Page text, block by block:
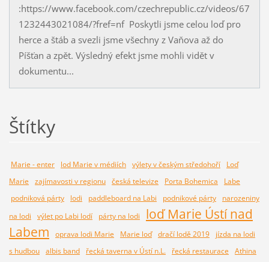
:https://www.facebook.com/czechrepublic.cz/videos/67
1232443021084/?fref=nf Poskytli jsme celou loď pro
herce a štáb a svezli jsme všechny z Vaňova až do
Píšťan a zpět. Výsledný efekt jsme mohli vidět v
dokumentu...
Štítky
Marie - enter lod Marie v médiích výlety v českým středohoří
Loď
Marie
zajímavosti v regionu česká televize Porta Bohemica
Labe
podniková párty
lodi paddleboard na Labi podnikové párty
narozeniny
na lodi
výlet po Labi lodí párty na lodi
loď Marie Ústí nad
Labem
oprava lodi Marie Marie loď dračí lodě 2019
jízda na lodi
s hudbou albis band řecká taverna v Ústí n.L. řecká restaurace
Athina